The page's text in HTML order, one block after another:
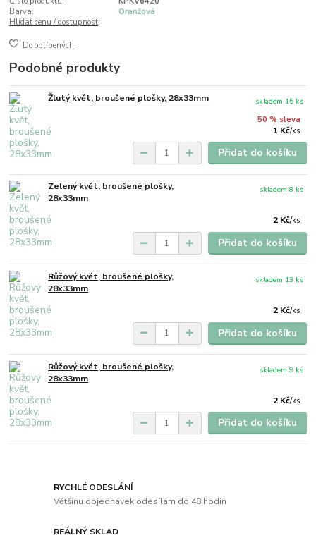
Barva:
Oranžová
Hlídat cenu / dostupnost
Do oblíbených
Podobné produkty
Žlutý květ, broušené plošky, 28x33mm
50 % sleva
1 Kč/ks
skladem 15 ks
Přidat do košíku
Zelený květ, broušené plošky,
28x33mm
2 Kč/ks
skladem 8 ks
Přidat do košíku
Růžový květ, broušené plošky,
28x33mm
2 Kč/ks
skladem 13 ks
Přidat do košíku
Růžový květ, broušené plošky,
28x33mm
2 Kč/ks
skladem 9 ks
Přidat do košíku
RYCHLÉ ODESLÁNÍ
Většinu objednávek odesílám do 48 hodin
REÁLNÝ SKLAD